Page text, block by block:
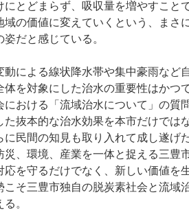
にとどまらず、吸収量を増やすこと
域の価値に変えていくという、まさ
だと感じている。
動による線状降水帯や集中豪雨など
体を対象にした治水の重要性はかつ
における「流域治水について」の質
た抜本的な治水効果を本市だけでは
に民間の知見も取り入れて成し遂げ
災、環境、産業を一体と捉える三豊
応を守るだけでなく、新しい価値を
こそ三豊市独自の脱炭素社会と流域
。